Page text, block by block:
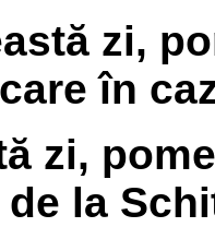
zi,
în
zi,
de la